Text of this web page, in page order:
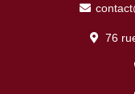
76